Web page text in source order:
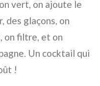
vert, on ajoute le
des glaçons, on
on filtre, et on
Un cocktail qui
!